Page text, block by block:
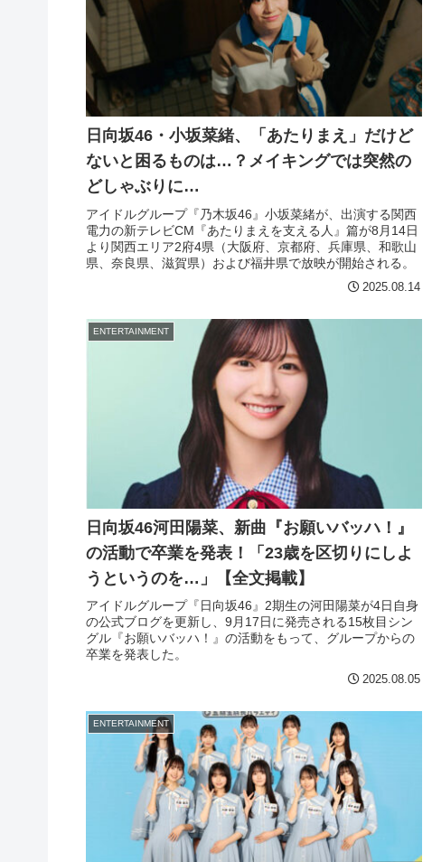
日向坂46・小坂菜緒、「あたりまえ」だけど
ないと困るものは…？メイキングでは突然の
どしゃぶりに…
アイドルグループ『乃木坂46』小坂菜緒が、出演する関西
電力の新テレビCM『あたりまえを支える人』篇が8月14日
より関西エリア2府4県（大阪府、京都府、兵庫県、和歌山
県、奈良県、滋賀県）および福井県で放映が開始される。
2025.08.14
ENTERTAINMENT
日向坂46河田陽菜、新曲『お願いバッハ！』
の活動で卒業を発表！「23歳を区切りにしよ
うというのを…」【全文掲載】
アイドルグループ『日向坂46』2期生の河田陽菜が4日自身
の公式ブログを更新し、9月17日に発売される15枚目シン
グル『お願いバッハ！』の活動をもって、グループからの
卒業を発表した。
2025.08.05
ENTERTAINMENT